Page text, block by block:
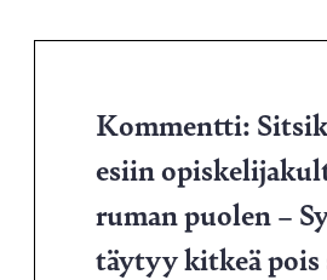
Kommentti:
esiin
ruman puolen –
täytyy kitkeä